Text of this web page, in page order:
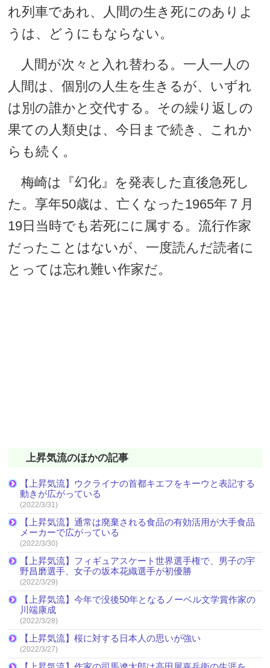
れ列車であれ、人間の生き死にのありよ
うは、どうにもならない。
人間が次々と入れ替わる。一人一人の
人間は、個別の人生を生きるが、いずれ
は別の誰かと交代する。その繰り返しの
果ての人類史は、今日まで続き、これか
らも続く。
梅崎は『幻化』を発表した直後急死し
た。享年50歳は、亡くなった1965年７月
19日当時でも若死にに属する。流行作家
だったことはないが、一度読んだ読者に
とっては忘れ難い作家だ。
上昇気流のほかの記事
【上昇気流】ウクライナの首都キエフをキーウと表記する
動きが広がっている
(2022/3/31)
【上昇気流】通常は廃棄される食品の有効活用が大手食品
メーカーで広がっている
(2022/3/30)
【上昇気流】フィギュアスケート世界選手権で、男子の宇
野昌磨選手、女子の坂本花織選手が初優勝
(2022/3/29)
【上昇気流】今年で没後50年となるノーベル文学賞作家の
川端康成
(2022/3/28)
【上昇気流】桜に対する日本人の思いが強い
(2022/3/27)